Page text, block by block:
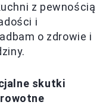
z pewnością
i
o zdrowie i
skutki